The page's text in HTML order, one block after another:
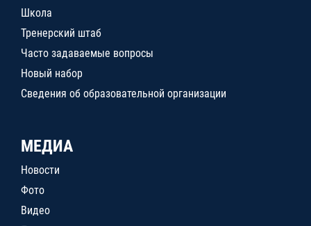
Школа
Тренерский штаб
Часто задаваемые вопросы
Новый набор
Сведения об образовательной организации
МЕДИА
Новости
Фото
Видео